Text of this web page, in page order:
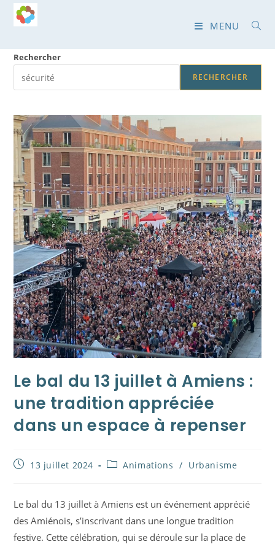
Skip
MENU
Rechercher
RECHERCHER
Le bal du 13 juillet à Amiens :
une tradition appréciée
dans un espace à repenser
Publication
13 juillet 2024
PostAnimations / Urbanisme
Le bal du 13 juillet à Amiens est un événement apprécié
des Amiénois, s’inscrivant dans une longue tradition
festive. Cette célébration, qui se déroule sur la place de